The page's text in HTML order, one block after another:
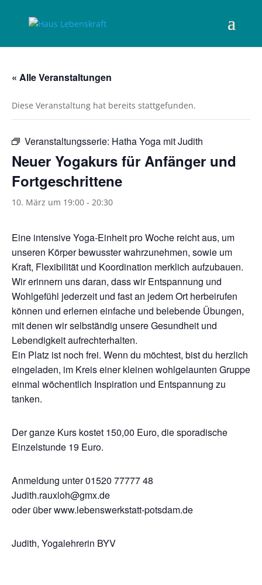
« Alle Veranstaltungen
Diese Veranstaltung hat bereits stattgefunden.
Veranstaltungsserie: Hatha Yoga mit Judith
Neuer Yogakurs für Anfänger und
Fortgeschrittene
10. März um 19:00 - 20:30
Eine intensive Yoga-Einheit pro Woche reicht aus, um
unseren Körper bewusster wahrzunehmen, sowie um
Kraft, Flexibilität und Koordination merklich aufzubauen.
Wir erinnern uns daran, dass wir Entspannung und
Wohlgefühl jederzeit und fast an jedem Ort herbeirufen
können und erlernen einfache und belebende Übungen,
mit denen wir selbständig unsere Gesundheit und
Lebendigkeit aufrechterhalten.
Ein Platz ist noch frei. Wenn du möchtest, bist du herzlich
eingeladen, im Kreis einer kleinen wohlgelaunten Gruppe
einmal wöchentlich Inspiration und Entspannung zu
tanken.
Der ganze Kurs kostet 150,00 Euro, die sporadische
Einzelstunde 19 Euro.
Anmeldung unter 01520 77777 48
Judith.rauxloh@gmx.de
oder über www.lebenswerkstatt-potsdam.de
Judith, Yogalehrerin BYV